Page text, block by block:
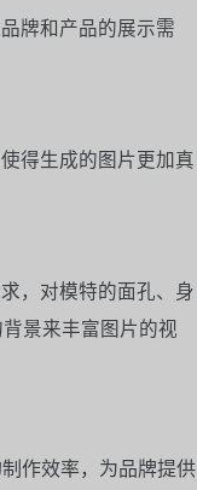
牌和产品的展示需
得生成的图片更加真
，对模特的面孔、身
景来丰富图片的视
作效率，为品牌提供